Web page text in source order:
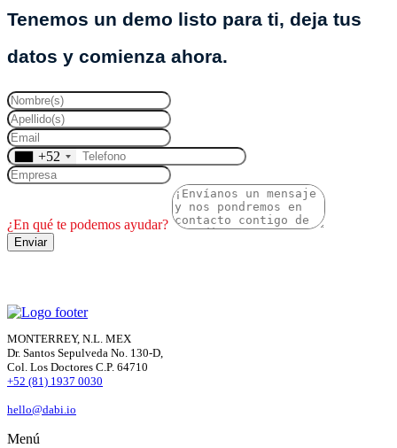
Tenemos un demo listo para ti, deja tus
datos y comienza ahora.
+52
¿En qué te podemos ayudar?
Enviar
MONTERREY, N.L. MEX
Dr. Santos Sepulveda No. 130-D,
Col. Los Doctores C.P. 64710
+52 (81) 1937 0030
hello@dabi.io
Menú